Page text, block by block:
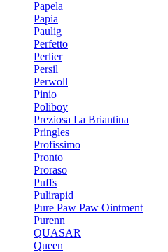
Papela
Papia
Paulig
Perfetto
Perlier
Persil
Perwoll
Pinio
Poliboy
Preziosa La Briantina
Pringles
Profissimo
Pronto
Proraso
Puffs
Pulirapid
Pure Paw Paw Ointment
Purenn
QUASAR
Queen